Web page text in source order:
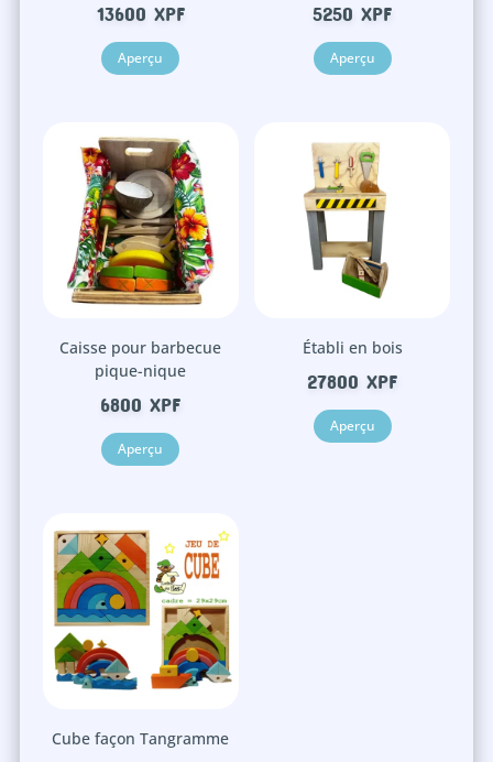
13600 XPF
Aperçu
5250XPF
Aperçu
Caisse pour barbecue
pique-nique
6800XPF
Aperçu
Établi en bois
27800XPF
Aperçu
Cube façon Tangramme